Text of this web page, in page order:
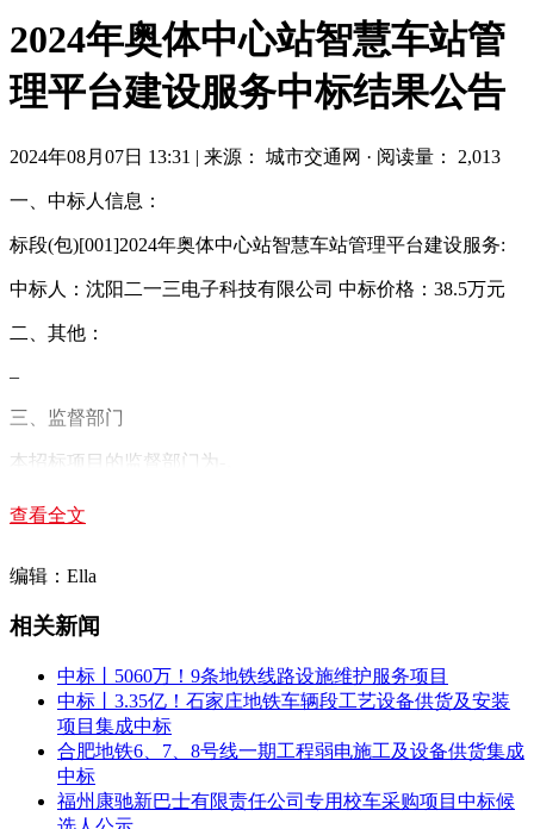
2024年奥体中心站智慧车站管
理平台建设服务中标结果公告
2024年08月07日 13:31 | 来源： 城市交通网 · 阅读量： 2,013
一、中标人信息：
标段(包)[001]2024年奥体中心站智慧车站管理平台建设服务:
中标人：沈阳二一三电子科技有限公司 中标价格：38.5万元
二、其他：
–
三、监督部门
本招标项目的监督部门为-。
四、联系方式
联系人：赵轶博
电话：(024)22661413
电子邮件：-
招标代理机构：沈阳地铁工程咨询有限公司
地址：沈阳市和平区丽岛路42-1号
查看全文
编辑：Ella
相关新闻
中标丨5060万！9条地铁线路设施维护服务项目
中标丨3.35亿！石家庄地铁车辆段工艺设备供货及安装
项目集成中标
合肥地铁6、7、8号线一期工程弱电施工及设备供货集成
中标
福州康驰新巴士有限责任公司专用校车采购项目中标候